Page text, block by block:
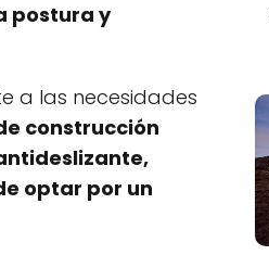
postura y
a las necesidades
construcción
optar por un